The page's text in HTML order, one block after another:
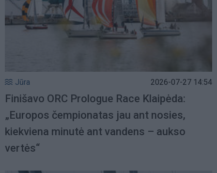
Jūra 2026-07-27 14:54
Finišavo ORC Prologue Race Klaipėda:
„Europos čempionatas jau ant nosies,
kiekviena minutė ant vandens – aukso
vertės“